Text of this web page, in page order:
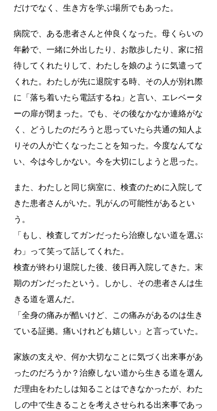
だけでなく、生き方を学ぶ場所でもあった。
病院で、ある患者さんと仲良くなった。母くらいの
年齢で、一緒に外出したり、お散歩したり、家に招
待してくれたりして、わたしを娘のように気遣って
くれた。わたしが先に退院する時、その人が別れ際
に「落ち着いたら電話するね」と言い、エレベータ
ーの扉が閉まった。でも、その後なかなか連絡がな
く、どうしたのだろうと思っていたら共通の知人よ
りその人が亡くなったことを知った。今度なんてな
い、今は今しかない。今を大切にしようと思った。
また、わたしと同じ病室に、検査のために入院して
きた患者さんがいた。乳がんの可能性があるとい
う。
「もし、検査してガンだったら治療しない道を選ぶ
わ」って笑って話してくれた。
検査が終わり退院した後、後日再入院してきた。末
期のガンだったという。しかし、その患者さんは生
きる道を選んだ。
「全身の痛みが酷いけど、この痛みがあるのは生き
ている証拠。痛いけれども嬉しい」と言っていた。
家族の支えや、何か大切なことに気づく出来事があ
ったのだろうか？治療しない道から生きる道を選ん
だ理由をわたしは知ることはできなかったが、わた
しの中で生きることを考えさせられる出来事であっ